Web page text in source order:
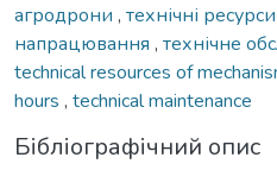
агродрони , технічні
напрацювання , технічне
technical resources of
hours , technical maintenance
Бібліографічний опис